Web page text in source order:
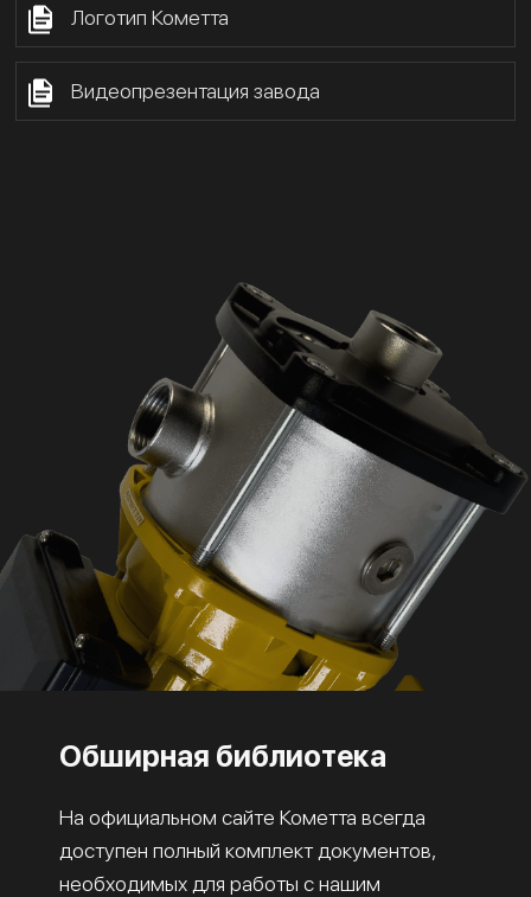
Логотип Кометта
Видеопрезентация завода
Обширная библиотека
На официальном сайте Кометта всегда
доступен полный комплект документов,
необходимых для работы с нашим